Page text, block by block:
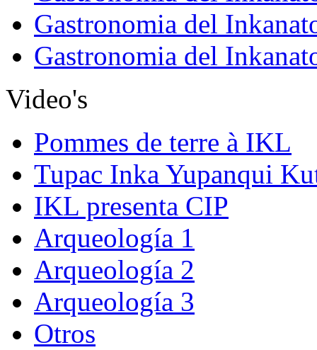
Gastronomia del
Gastronomia del
Video's
Pommes de terre à IKL
Tupac Inka Yupanqui
IKL presenta CIP
Arqueología 1
Arqueología 2
Arqueología 3
Otros